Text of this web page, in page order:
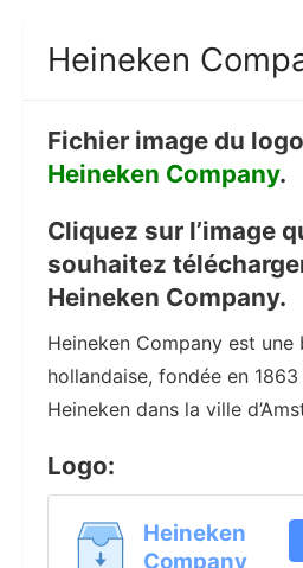
Heineken
Fichier image du
Heineken Company.
Cliquez sur l’image
souhaitez
Heineken Company.
Heineken Company est une
hollandaise, fondée en
Heineken dans la ville
Logo:
Heineken
Company